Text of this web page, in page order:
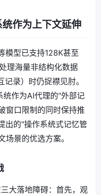
作为上下文延伸
模型已支持128K甚至
理海量非结构化数据
记录）时仍捉襟见肘。
统作为AI代理的"外部记
窗口限制的同时保持推
出的"操作系统式记忆管
景的优选方案。
大落地障碍：首先，观